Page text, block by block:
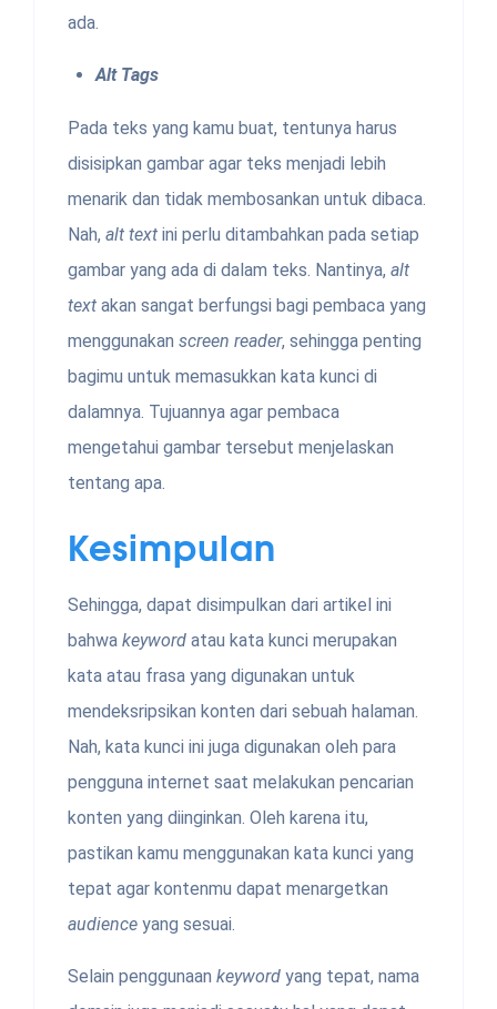
ada.
Alt Tags
Pada teks yang kamu buat, tentunya harus
disisipkan gambar agar teks menjadi lebih
menarik dan tidak membosankan untuk dibaca.
Nah, alt text ini perlu ditambahkan pada setiap
gambar yang ada di dalam teks. Nantinya, alt
text akan sangat berfungsi bagi pembaca yang
menggunakan screen reader, sehingga penting
bagimu untuk memasukkan kata kunci di
dalamnya. Tujuannya agar pembaca
mengetahui gambar tersebut menjelaskan
tentang apa.
Kesimpulan
Sehingga, dapat disimpulkan dari artikel ini
bahwa keyword atau kata kunci merupakan
kata atau frasa yang digunakan untuk
mendeksripsikan konten dari sebuah halaman.
Nah, kata kunci ini juga digunakan oleh para
pengguna internet saat melakukan pencarian
konten yang diinginkan. Oleh karena itu,
pastikan kamu menggunakan kata kunci yang
tepat agar kontenmu dapat menargetkan
audience yang sesuai.
Selain penggunaan keyword yang tepat, nama